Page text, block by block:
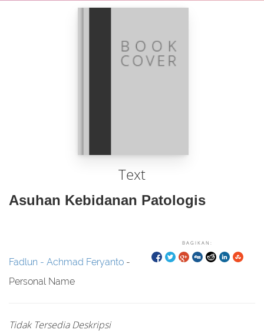
Text
Asuhan Kebidanan Patologis
BAGIKAN:
Fadlun - Achmad Feryanto -
Personal Name
Tidak Tersedia Deskripsi